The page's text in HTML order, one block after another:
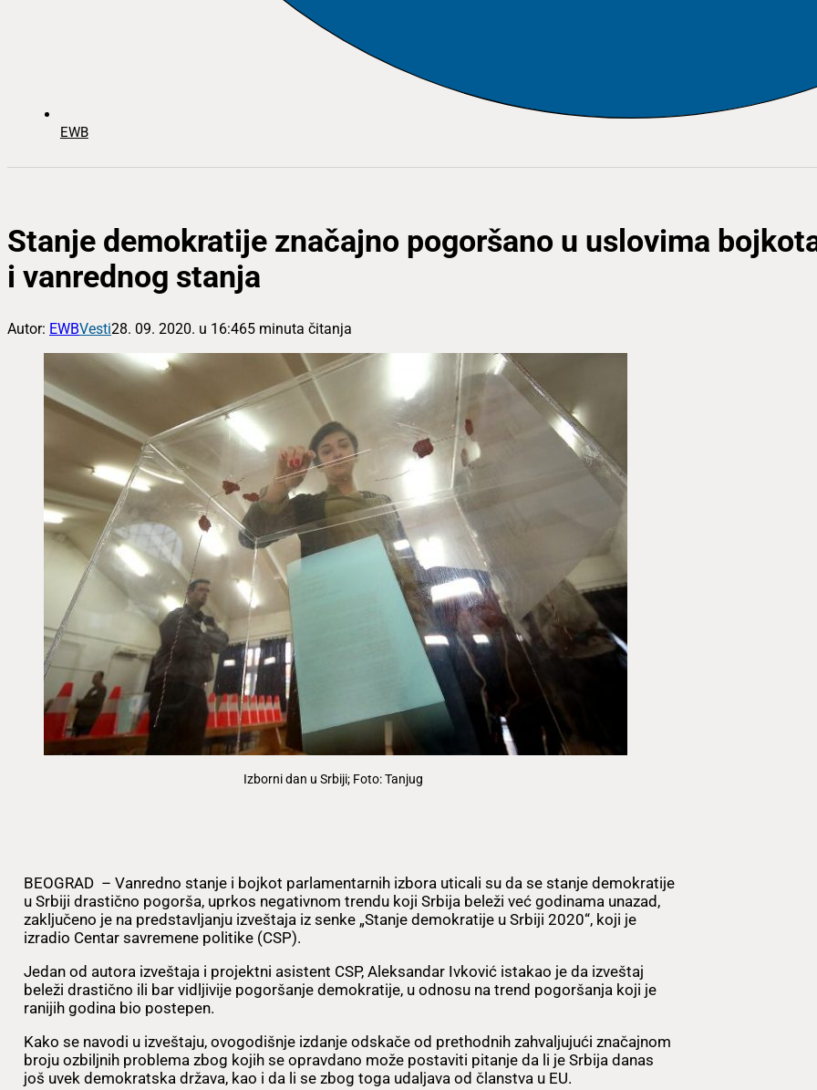
EWB
Stanje demokratije značajno pogoršano u uslovima
i vanrednog stanja
Autor: EWBVesti28. 09. 2020. u 16:465 minuta čitanja
Izborni dan u Srbiji; Foto: Tanjug
BEOGRAD – Vanredno stanje i bojkot parlamentarnih izbora uticali su da se stanje demokratije
u Srbiji drastično pogorša, uprkos negativnom trendu koji Srbija beleži već godinama unazad,
zaključeno je na predstavljanju izveštaja iz senke „Stanje demokratije u Srbiji 2020“, koji je
izradio Centar savremene politike (CSP).
Jedan od autora izveštaja i projektni asistent CSP, Aleksandar Ivković istakao je da izveštaj
beleži drastično ili bar vidljivije pogoršanje demokratije, u odnosu na trend pogoršanja koji je
ranijih godina bio postepen.
Kako se navodi u izveštaju, ovogodišnje izdanje odskače od prethodnih zahvaljujući značajnom
broju ozbiljnih problema zbog kojih se opravdano može postaviti pitanje da li je Srbija danas
još uvek demokratska država, kao i da li se zbog toga udaljava od članstva u EU.